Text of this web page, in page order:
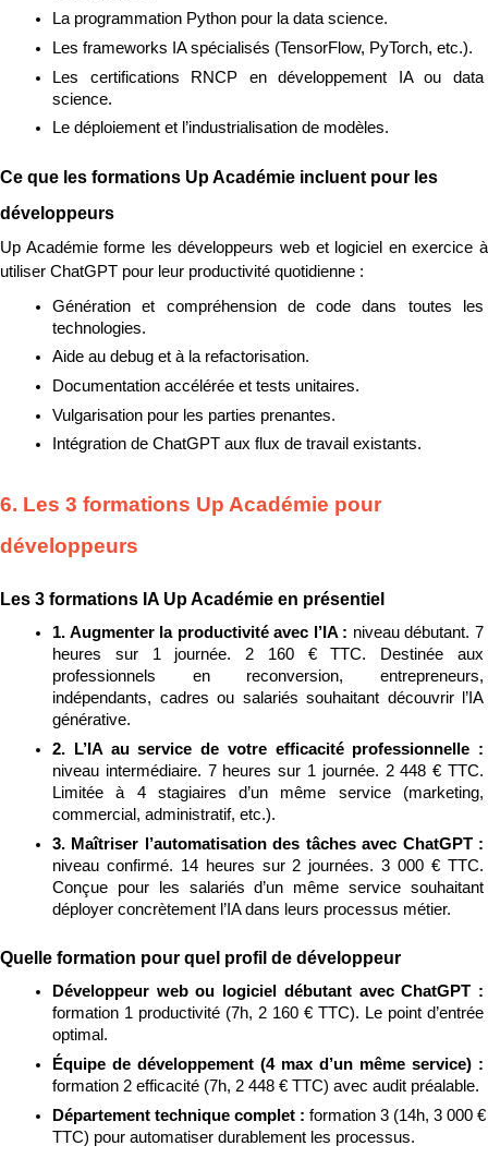
La programmation Python pour la data science.
Les frameworks IA spécialisés (TensorFlow, PyTorch, etc.).
Les certifications RNCP en développement IA ou data
science.
Le déploiement et l’industrialisation de modèles.
Ce que les formations Up Académie incluent pour les
développeurs
Up Académie forme les développeurs web et logiciel en exercice à
utiliser ChatGPT pour leur productivité quotidienne :
Génération et compréhension de code dans toutes les
technologies.
Aide au debug et à la refactorisation.
Documentation accélérée et tests unitaires.
Vulgarisation pour les parties prenantes.
Intégration de ChatGPT aux flux de travail existants.
6. Les 3 formations Up Académie pour
développeurs
Les 3 formations IA Up Académie en présentiel
1. Augmenter la productivité avec l’IA : niveau débutant. 7
heures sur 1 journée. 2 160 € TTC. Destinée aux
professionnels en reconversion, entrepreneurs,
indépendants, cadres ou salariés souhaitant découvrir l’IA
générative.
niveau intermédiaire. 7 heures sur 1 journée. 2 448 € TTC.
Limitée à 4 stagiaires d’un même service (marketing,
commercial, administratif, etc.).
niveau confirmé. 14 heures sur 2 journées. 3 000 € TTC.
Conçue pour les salariés d’un même service souhaitant
déployer concrètement l’IA dans leurs processus métier.
Quelle formation pour quel profil de développeur
formation 1 productivité (7h, 2 160 € TTC). Le point d’entrée
optimal.
formation 2 efficacité (7h, 2 448 € TTC) avec audit préalable.
Département technique complet : formation 3 (14h, 3 000 €
TTC) pour automatiser durablement les processus.